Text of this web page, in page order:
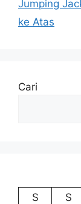
Jumping
ke Atas
Cari
S
S